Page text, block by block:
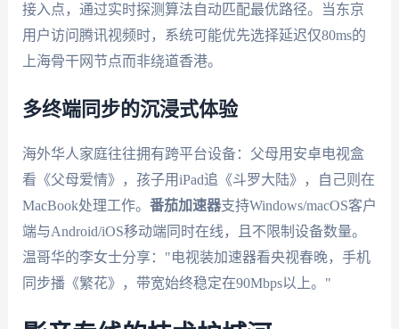
接入点，通过实时探测算法自动匹配最优路径。当东京
用户访问腾讯视频时，系统可能优先选择延迟仅80ms的
上海骨干网节点而非绕道香港。
多终端同步的沉浸式体验
海外华人家庭往往拥有跨平台设备：父母用安卓电视盒
看《父母爱情》，孩子用iPad追《斗罗大陆》，自己则在
MacBook处理工作。 番茄加速器支持Windows/macOS客户
端与Android/iOS移动端同时在线，且不限制设备数量。
温哥华的李女士分享："电视装加速器看央视春晚，手机
同步播《繁花》，带宽始终稳定在90Mbps以上。"